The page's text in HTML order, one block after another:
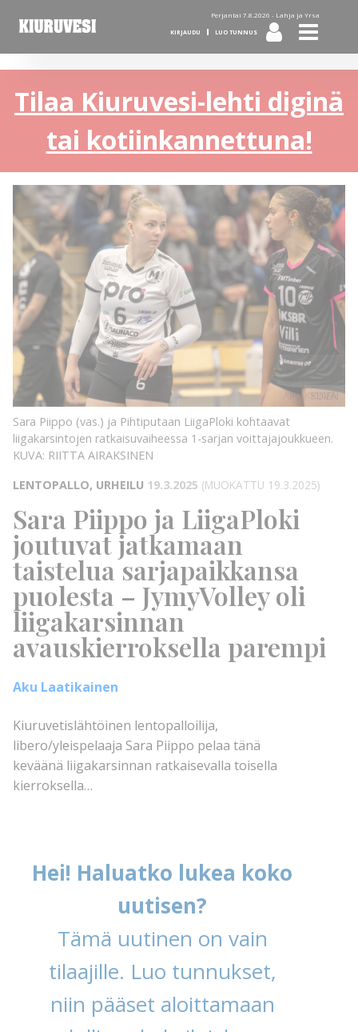
Perjantai 7.8.2026 - Lahja ja Yrsa
KIRJAUDU LUO TUNNUS
Tilaa Kiuruvesi-lehti diginä
tai kotiinkannettuna!
KUVA:
KUVA:
RIITTA
AIRAKSINEN
Sara Piippo (vas.) ja Pihtiputaan LiigaPloki kohtaavat
liigakarsintojen ratkaisuvaiheessa 1-sarjan voittajajoukkueen.
KUVA: RIITTA AIRAKSINEN
LENTOPALLO, URHEILU 19.3.2025 (MUOKATTU 19.3.2025)
Sara Piippo ja LiigaPloki
joutuvat jatkamaan
taistelua sarjapaikkansa
puolesta – JymyVolley oli
liigakarsinnan
avauskierroksella parempi
Aku Laatikainen
Kiuruvetislähtöinen lentopalloilija,
libero/yleispelaaja Sara Piippo pelaa tänä
keväänä liigakarsinnan ratkaisevalla toisella
kierroksella…
Hei! Haluatko lukea koko
uutisen?
Tämä uutinen on vain
tilaajille. Luo tunnukset,
niin pääset aloittamaan